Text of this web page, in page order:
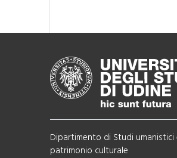
Dipartimento di Studi umanistici
patrimonio culturale